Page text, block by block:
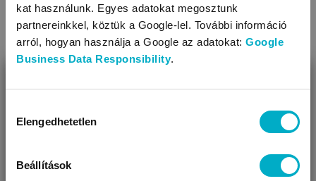
kat használunk. Egyes adatokat megosztunk
partnereinkkel, köztük a Google-lel. További információ
arról, hogyan használja a Google az adatokat: Google
Business Data Responsibility.
kiválasztása
Elengedhetetlen
Beállítások
Úgy látjuk, most jársz nálunk először!